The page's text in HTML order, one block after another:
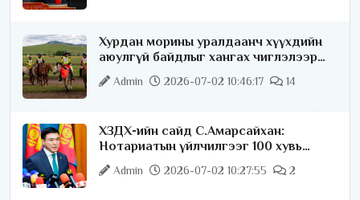
Хурдан морины уралдаанч хүүхдийн
аюулгүй байдлыг хангах чиглэлээр
ажиллаж байна
Admin 2026-07-02 10:46:17 14
ХЗДХ-ийн сайд С.Амарсайхан:
Нотариатын үйлчилгээг 100 хувь
цахимжуулна
Admin 2026-07-02 10:27:55 2